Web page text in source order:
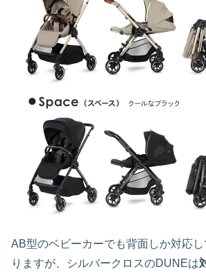
AB型のベビーカーでも背面しか対応
りますが、シルバークロスのDUNEは